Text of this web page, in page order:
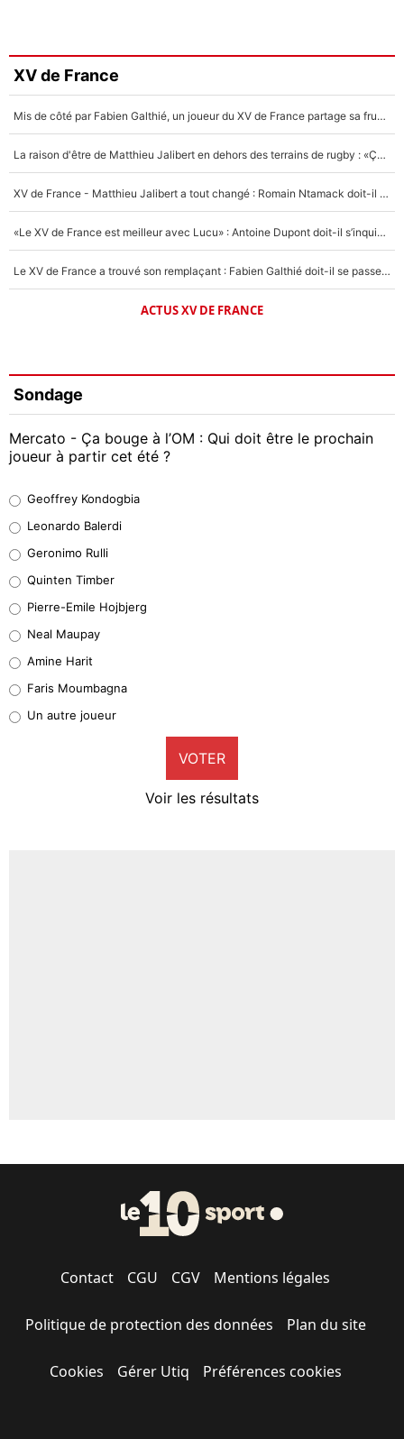
XV de France
Mis de côté par Fabien Galthié, un joueur du XV de France partage sa frustration : «ils ne me l’ont pas dit tout de suite»
La raison d'être de Matthieu Jalibert en dehors des terrains de rugby : «Ça m'atteint autant que si tu touches à un membre de ma famille»
XV de France - Matthieu Jalibert a tout changé : Romain Ntamack doit-il s’inquiéter pour sa place à un an de la Coupe du monde ?
«Le XV de France est meilleur avec Lucu» : Antoine Dupont doit-il s’inquiéter pour sa place ?
Le XV de France a trouvé son remplaçant : Fabien Galthié doit-il se passer d'Antoine Dupont ?
ACTUS XV DE FRANCE
Sondage
Mercato - Ça bouge à l’OM : Qui doit être le prochain
joueur à partir cet été ?
38%
32%
5%
1%
9%
Geoffrey Kondogbia
Leonardo Balerdi
Geronimo Rulli
Quinten Timber
Pierre-Emile Hojbjerg
Neal Maupay
Amine Harit
Faris Moumbagna
Un autre joueur
VOTER
Voir les résultats
Contact CGU CGV Mentions légales
Politique de protection des données Plan du site
Cookies Gérer Utiq Préférences cookies